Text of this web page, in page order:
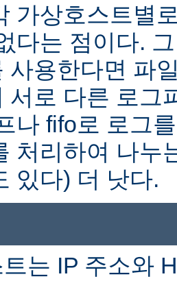
가상호스트별
다는 점이다.
사용한다면 파
서로 다른 로그
나 fifo로 로그
처리하여 나누
있다) 더 낫다.
는 IP 주소와